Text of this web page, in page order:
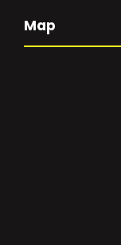
Map